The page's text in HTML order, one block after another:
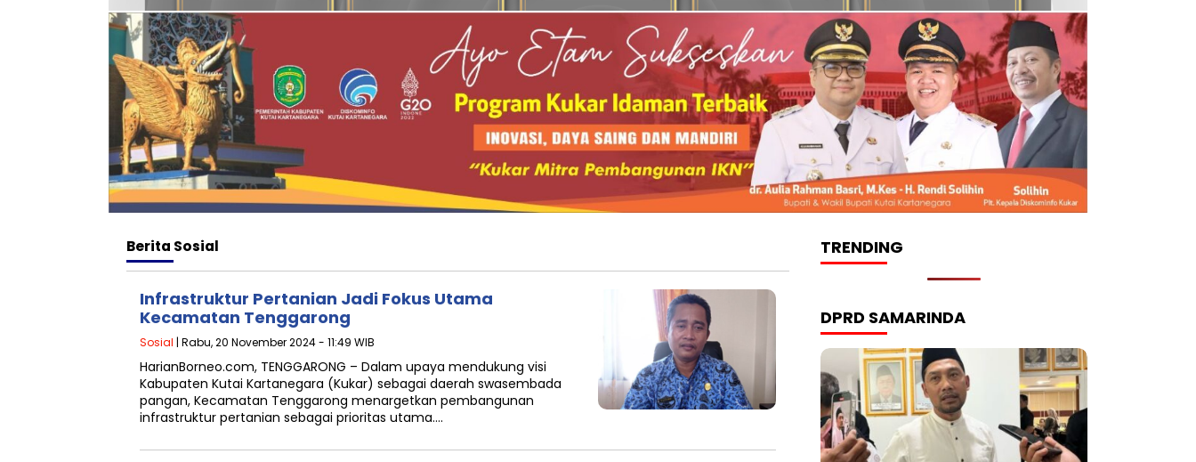
Berita Sosial
Infrastruktur Pertanian Jadi Fokus Utama
Kecamatan Tenggarong
Sosial | Rabu, 20 November 2024 - 11:49 WIB
HarianBorneo.com, TENGGARONG – Dalam upaya mendukung visi
Kabupaten Kutai Kartanegara (Kukar) sebagai daerah swasembada
pangan, Kecamatan Tenggarong menargetkan pembangunan
infrastruktur pertanian sebagai prioritas utama….
TRENDING
DPRD SAMARINDA